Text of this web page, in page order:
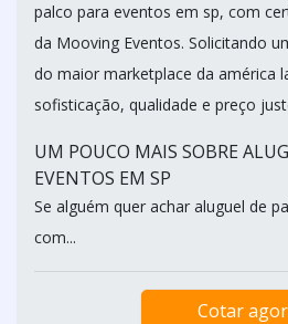
palco para eventos em sp, com
da Mooving Eventos. Solicitando
do maior marketplace da américa
sofisticação, qualidade e preço
UM POUCO MAIS SOBRE
EVENTOS EM SP
Se alguém quer achar aluguel de
com...
Cotar